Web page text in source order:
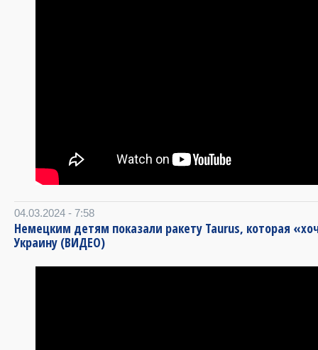
04.03.2024 - 7:58
Немецким детям показали ракету Taurus, которая
Украину (ВИДЕО)